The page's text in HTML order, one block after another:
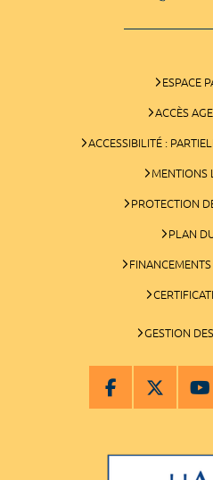
ESPACE
ACCÈS
ACCESSIBILITÉ :
MENTIONS
PROTECTION
PLAN
GESTION